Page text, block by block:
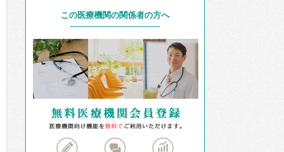
この医療機関の関係者の方へ